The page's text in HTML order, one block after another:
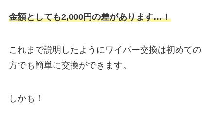
金額としても2,000円の差があります…！
これまで説明したようにワイパー交換は初めての
方でも簡単に交換ができます。
しかも！